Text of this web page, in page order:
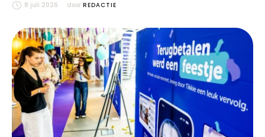
8 juli 2026 door REDACTIE